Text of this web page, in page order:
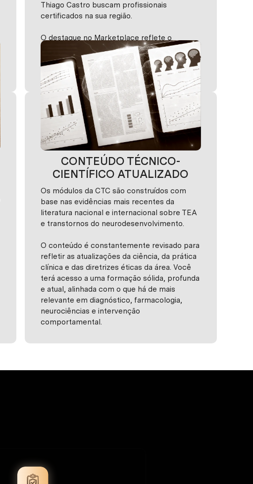
Thiago Castro buscam profissionais
certificados na sua região.
O destaque no Marketplace reflete o
compromisso dentro da certificação.
Presença, frequência e aplicação clínica se
traduzem em visibilidade real para as famílias.
CONTEÚDO TÉCNICO-
CIENTÍFICO ATUALIZADO
Os módulos da CTC são construídos com
base nas evidências mais recentes da
literatura nacional e internacional sobre TEA
e transtornos do neurodesenvolvimento.
O conteúdo é constantemente revisado para
refletir as atualizações da ciência, da prática
clínica e das diretrizes éticas da área. Você
terá acesso a uma formação sólida, profunda
e atual, alinhada com o que há de mais
relevante em diagnóstico, farmacologia,
neurociências e intervenção
comportamental.